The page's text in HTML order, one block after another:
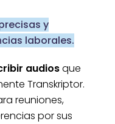
y
laborales.
audiosque
Transkriptor.
reuniones,
por sus